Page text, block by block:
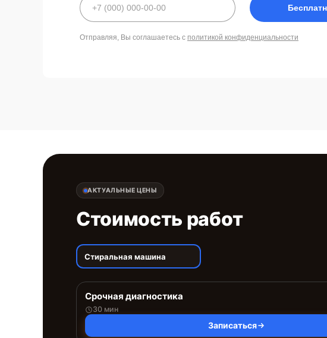
Отправляя, Вы соглашаетесь с политикой конфиденциальности
АКТУАЛЬНЫЕ ЦЕНЫ
Стоимость работ
Стиральная машина
Срочная диагностика
30 мин
Записаться